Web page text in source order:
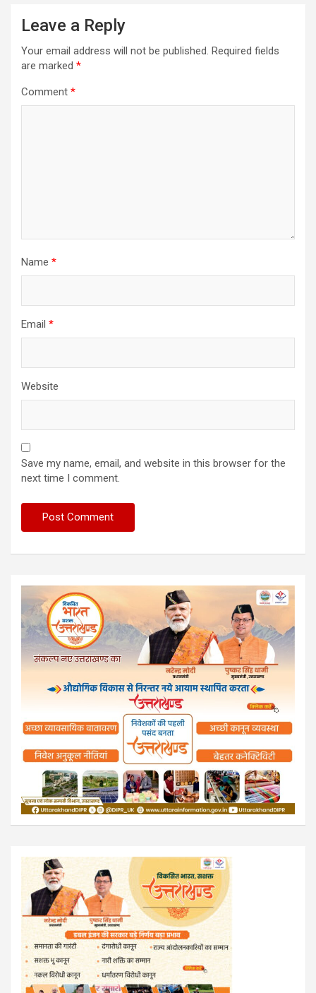
Leave a Reply
Your email address will not be published. Required fields
are marked *
Comment *
Name *
Email *
Website
Save my name, email, and website in this browser for the
next time I comment.